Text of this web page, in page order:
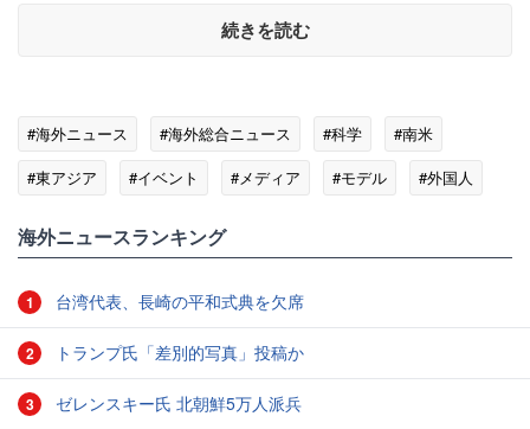
続きを読む
#海外ニュース #海外総合ニュース #科学
#南米
#東アジア
#イベント #メディア #モデル
#外国人
海外ニュースランキング
1 台湾代表、長崎の平和式典を欠席
2 トランプ氏「差別的写真」投稿か
3 ゼレンスキー氏 北朝鮮5万人派兵